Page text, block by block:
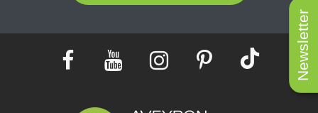
Newsletter